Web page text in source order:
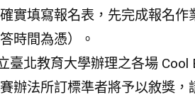
實填寫報名表，先完成報名
時間為憑）。
臺北教育大學辦理之各場 Cool
辦法所訂標準者將予以敘獎